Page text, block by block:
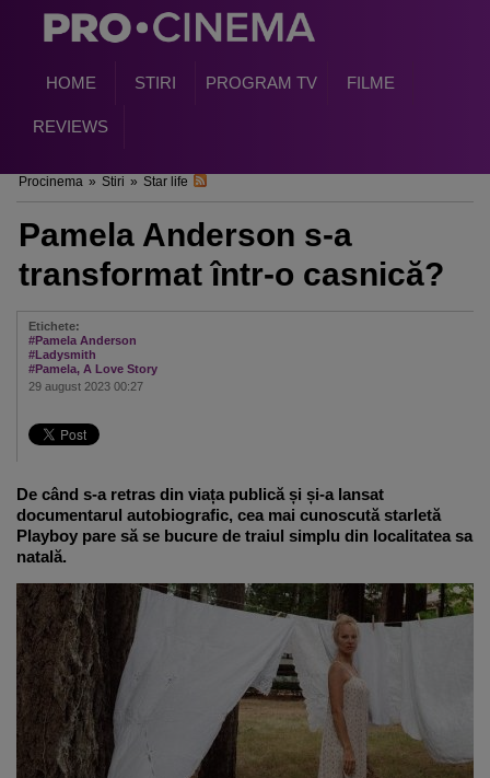
HOME STIRI PROGRAM TV FILME
REVIEWS
Procinema » Stiri » Star life
Pamela Anderson s-a
transformat într-o casnică?
Etichete:
#Pamela Anderson
#Ladysmith
#Pamela, A Love Story
29 august 2023 00:27
De când s-a retras din viața publică și și-a lansat
documentarul autobiografic, cea mai cunoscută starletă
Playboy pare să se bucure de traiul simplu din localitatea sa
natală.